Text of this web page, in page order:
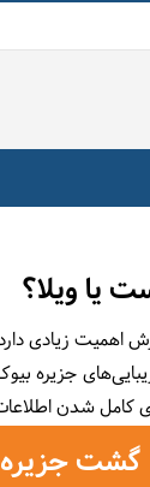
یا ویلا؟
اهمیت زیادی
جزیره
کامل شدن
گشت جزیره